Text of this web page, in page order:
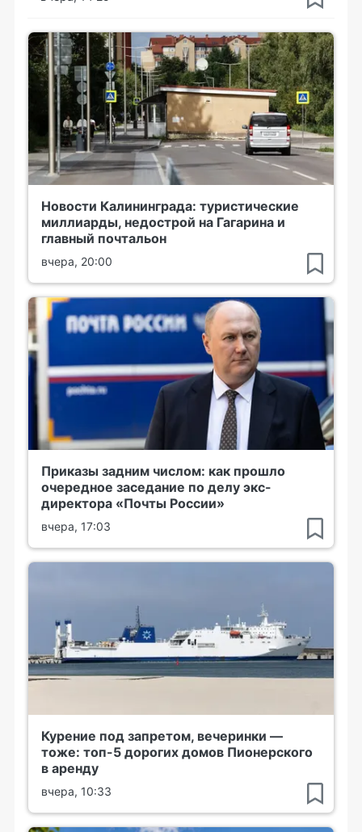
Новости Калининграда: туристические
миллиарды, недострой на Гагарина и
главный почтальон
вчера, 20:00
Приказы задним числом: как прошло
очередное заседание по делу экс-
директора «Почты России»
вчера, 17:03
Курение под запретом, вечеринки —
тоже: топ-5 дорогих домов Пионерского
в аренду
вчера, 10:33